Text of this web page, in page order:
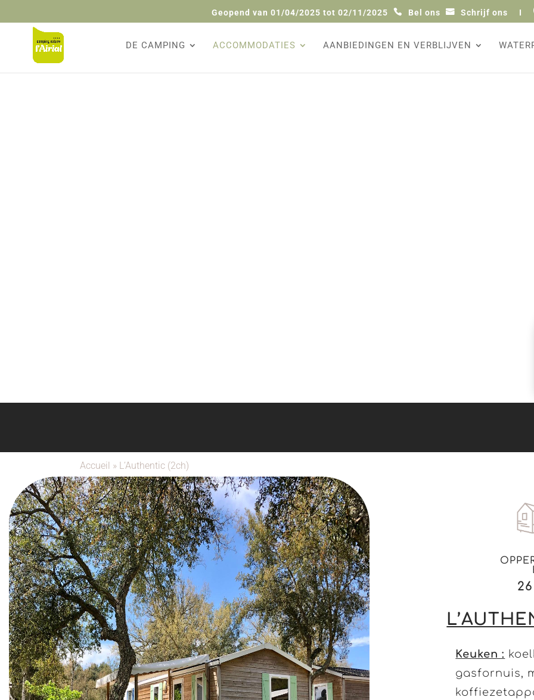
Geopend van 01/04/2025 tot 02/11/2025 Bel ons Schrijf ons I
DE CAMPING ACCOMMODATIES AANBIEDINGEN EN VERBLIJVEN
Accueil » L’Authentic (2ch)
Keuken :
gasfornuis,